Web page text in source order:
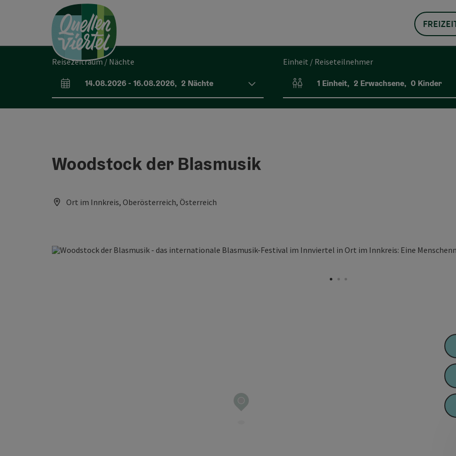
Zum InhaltAccesskey
[0]
Zur NavigationAccesskey
Zum Seitenanfang Accesskey
Reisezeitraum / Nächte
An- und Abreisefelder
14.08.2026- 16.08.2026, 2 Nächte
Einheit / Reiseteilnehmer
Einheitenanzahl und Personenfelder
1 Einheit, 2 Erwachsene, 0 Kinder
Woodstock der Blasmusik
Ort im Innkreis, Oberösterreich, Österreich